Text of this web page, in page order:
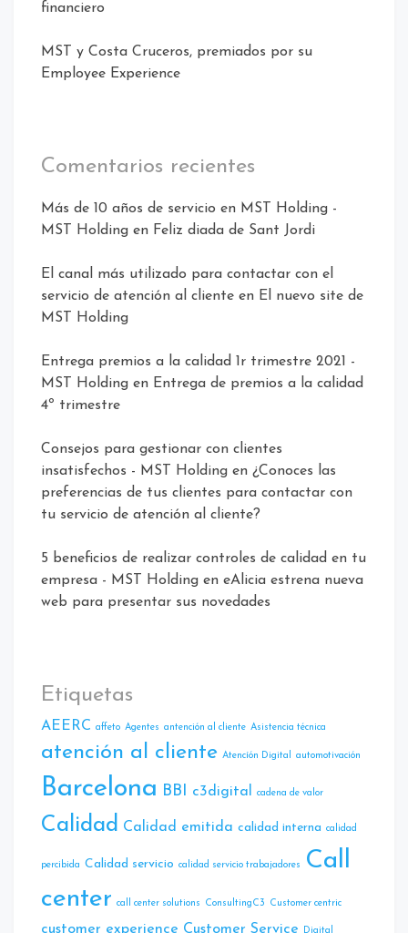
financiero
MST y Costa Cruceros, premiados por su
Employee Experience
Comentarios recientes
Más de 10 años de servicio en MST Holding -
MST Holding en Feliz diada de Sant Jordi
El canal más utilizado para contactar con el
servicio de atención al cliente en El nuevo site de
MST Holding
Entrega premios a la calidad 1r trimestre 2021 -
MST Holding en Entrega de premios a la calidad
4º trimestre
Consejos para gestionar con clientes
insatisfechos - MST Holding en ¿Conoces las
preferencias de tus clientes para contactar con
tu servicio de atención al cliente?
5 beneficios de realizar controles de calidad en tu
empresa - MST Holding en eAlicia estrena nueva
web para presentar sus novedades
Etiquetas
AEERC affeto Agentes antención al cliente Asistencia técnica
atención al cliente Atencíón Digital automotivación
Barcelona BBI c3digital cadena de valor
Calidad Calidad emitida calidad interna calidad
percibida Calidad servicio calidad servicio trabajadores
Call
center call center solutions ConsultingC3 Customer centric
customer experience Customer Service